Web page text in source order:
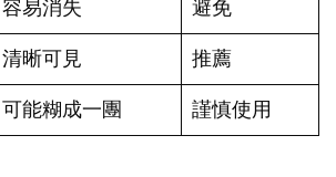
容易消失 避免
清晰可見 推薦
可能糊成一團 謹慎使用